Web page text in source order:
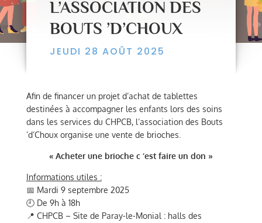
L’ASSOCIATION DES
BOUTS ’D’CHOUX
JEUDI 28 AOÛT 2025
Afin de financer un projet d’achat de tablettes
destinées à accompagner les enfants lors des soins
dans les services du CHPCB, l’association des Bouts
’d’Choux organise une vente de brioches.
« Acheter une brioche c ‘est faire un don »
Informations utiles :
📅 Mardi 9 septembre 2025
🕘 De 9h à 18h
📍 CHPCB – Site de Paray-le-Monial : halls des